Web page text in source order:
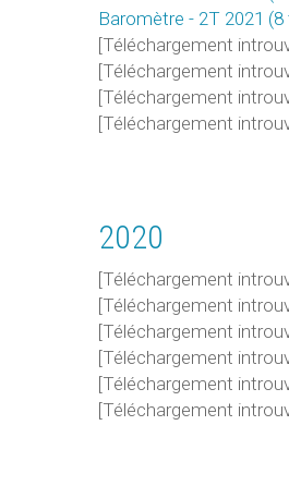
Baromètre - 2T 2021
[Téléchargement
[Téléchargement
[Téléchargement
[Téléchargement
2020
[Téléchargement
[Téléchargement
[Téléchargement
[Téléchargement
[Téléchargement
[Téléchargement